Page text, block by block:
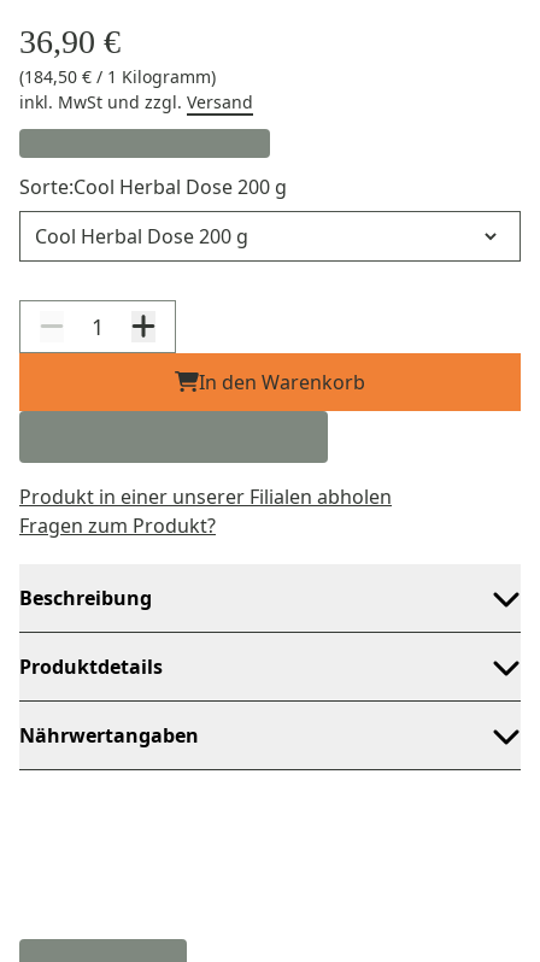
36,90 €
(184,50 € / 1 Kilogramm)
inkl. MwSt und zzgl. Versand
Sorte:Cool Herbal Dose 200 g
In den Warenkorb
Produkt in einer unserer Filialen abholen
Fragen zum Produkt?
Beschreibung
Produktdetails
Nährwertangaben